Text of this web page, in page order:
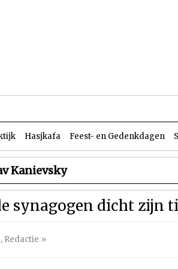
Hasjkafa Feest- en Gedenkdagen
Kanievsky
synagogen dicht zijn
, Redactie »